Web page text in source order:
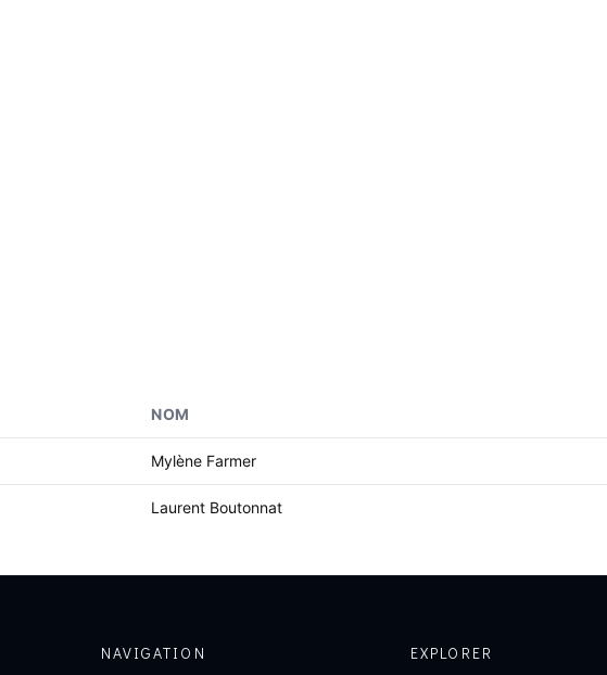
NOM
Mylène Farmer
Laurent Boutonnat
NAVIGATION
EXPLORER